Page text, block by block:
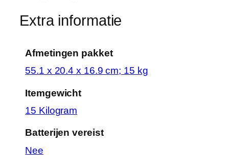
o
e
Extra informatie
Afmetingen pakket
‎55.1 x 20.4 x 16.9 cm; 15 kg
Itemgewicht
‎15 Kilogram
Batterijen vereist
‎Nee